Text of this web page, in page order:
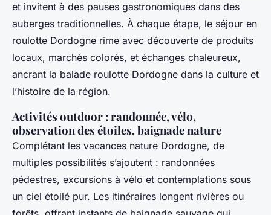
et invitent à des pauses gastronomiques dans des
auberges traditionnelles. À chaque étape, le séjour en
roulotte Dordogne rime avec découverte de produits
locaux, marchés colorés, et échanges chaleureux,
ancrant la balade roulotte Dordogne dans la culture et
l’histoire de la région.
Activités outdoor : randonnée, vélo,
observation des étoiles, baignade nature
Complétant les vacances nature Dordogne, de
multiples possibilités s’ajoutent : randonnées
pédestres, excursions à vélo et contemplations sous
un ciel étoilé pur. Les itinéraires longent rivières ou